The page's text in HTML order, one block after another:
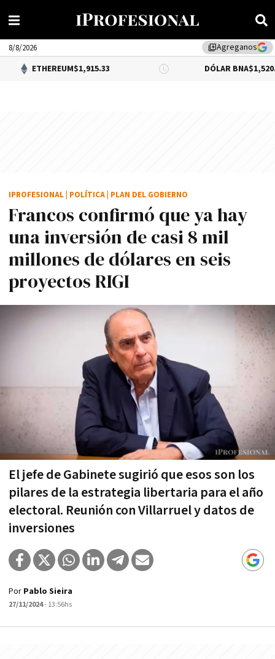
library_addAgreganos
8/8/2026
$1,915.33 DÓLAR BNA $1,520.00
Francos confirmó que ya hay
una inversión de casi 8 mil
millones de dólares en seis
proyectos RIGI
El jefe de Gabinete sugirió que esos son los
pilares de la estrategia libertaria para el año
electoral. Reunión con Villarruel y datos de
inversiones
IPROFESIONAL POLÍTICA PLAN DEL GOBIERNO
Por Pablo Sieira
27/11/2024- 13:56hs